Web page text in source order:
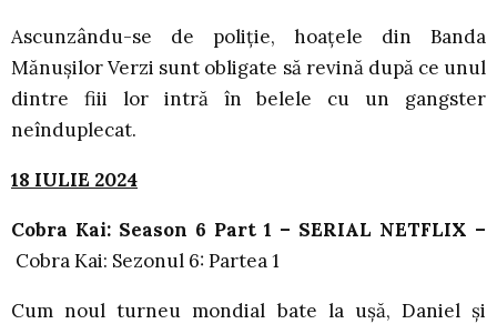
Ascunzându-se de poliție, hoațele din Banda
Mănușilor Verzi sunt obligate să revină după ce unul
dintre fiii lor intră în belele cu un gangster
neînduplecat.
18 IULIE 2024
Cobra Kai: Season 6 Part 1 – SERIAL NETFLIX –
Cobra Kai: Sezonul 6: Partea 1
Cum noul turneu mondial bate la ușă, Daniel și